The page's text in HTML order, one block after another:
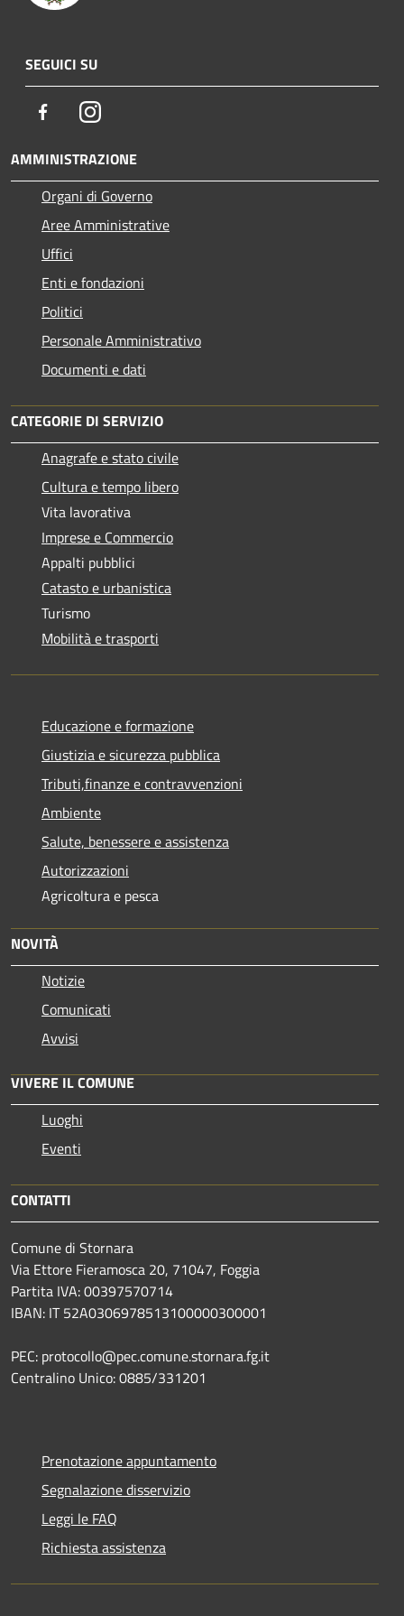
SEGUICI SU
FacebookInstagram
AMMINISTRAZIONE
Organi di Governo
Aree Amministrative
Uffici
Enti e fondazioni
Politici
Personale Amministrativo
Documenti e dati
CATEGORIE DI SERVIZIO
Anagrafe e stato civile
Cultura e tempo libero
Vita lavorativa
Imprese e Commercio
Appalti pubblici
Catasto e urbanistica
Turismo
Mobilità e trasporti
Educazione e formazione
Giustizia e sicurezza pubblica
Tributi,finanze e contravvenzioni
Ambiente
Salute, benessere e assistenza
Autorizzazioni
Agricoltura e pesca
NOVITÀ
Notizie
Comunicati
Avvisi
VIVERE IL COMUNE
Luoghi
Eventi
CONTATTI
Comune di Stornara
Via Ettore Fieramosca 20, 71047, Foggia
Partita IVA: 00397570714
IBAN: IT 52A0306978513100000300001
PEC: protocollo@pec.comune.stornara.fg.it
Centralino Unico: 0885/331201
Prenotazione appuntamento
Segnalazione disservizio
Leggi le FAQ
Richiesta assistenza